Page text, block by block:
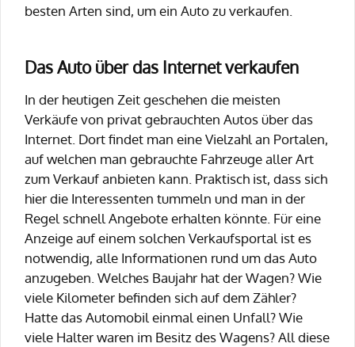
besten Arten sind, um ein Auto zu verkaufen.
Das Auto über das Internet verkaufen
In der heutigen Zeit geschehen die meisten
Verkäufe von privat gebrauchten Autos über das
Internet. Dort findet man eine Vielzahl an Portalen,
auf welchen man gebrauchte Fahrzeuge aller Art
zum Verkauf anbieten kann. Praktisch ist, dass sich
hier die Interessenten tummeln und man in der
Regel schnell Angebote erhalten könnte. Für eine
Anzeige auf einem solchen Verkaufsportal ist es
notwendig, alle Informationen rund um das Auto
anzugeben. Welches Baujahr hat der Wagen? Wie
viele Kilometer befinden sich auf dem Zähler?
Hatte das Automobil einmal einen Unfall? Wie
viele Halter waren im Besitz des Wagens? All diese